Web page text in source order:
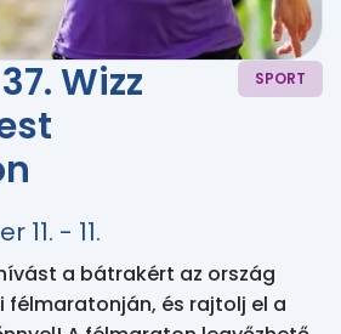
Wizz
11. - 11.
SPORT
a bátrakért az ország
félmaratonján, és rajtolj el a